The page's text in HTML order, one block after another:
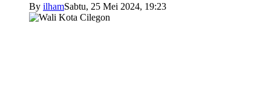
By ilhamSabtu, 25 Mei 2024, 19:23